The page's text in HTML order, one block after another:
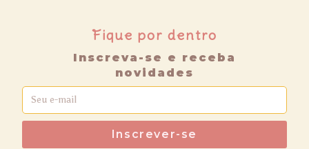
Fique por dentro
Inscreva-se e receba
novidades
Inscrever-se